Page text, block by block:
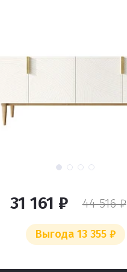
31 161 ₽ 44 516 ₽
Выгода 13 355 ₽